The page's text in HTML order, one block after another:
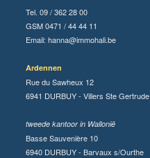
Tel. 09 / 362 28 00
GSM 0471 / 44 44 11
Email: hanna@immohali.be
Ardennen
Rue du Sawheux 12
6941 DURBUY - Villers Ste Gertrude
tweede kantoor in Wallonië
Basse Sauvenière 10
6940 DURBUY - Barvaux s/Ourthe